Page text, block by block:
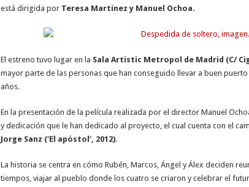
está dirigida por Teresa Martínez y Manuel Ochoa.
El estreno tuvo lugar en la Sala Artistic Metropol de Madrid (C/
mayor parte de las personas que han conseguido llevar a buen
años.
En la presentación de la película realizada por el director Manuel
y dedicación que le han dedicado al proyecto, el cual cuenta con el
Jorge Sanz (‘El apóstol’, 2012).
La historia se centra en cómo Rubén, Marcos, Ángel y Álex deciden
tiempos, viajar al pueblo donde los cuatro se criaron y celebrar el